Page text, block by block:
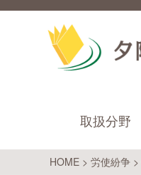
取扱分野
HOME > 労使紛争 >